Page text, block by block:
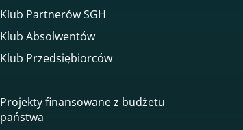
Klub Partnerów SGH
Klub Absolwentów
Klub Przedsiębiorców
Projekty finansowane z budżetu
państwa